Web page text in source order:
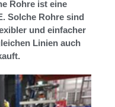
Rohre ist eine
Solche Rohre sind
und einfacher
Linien auch